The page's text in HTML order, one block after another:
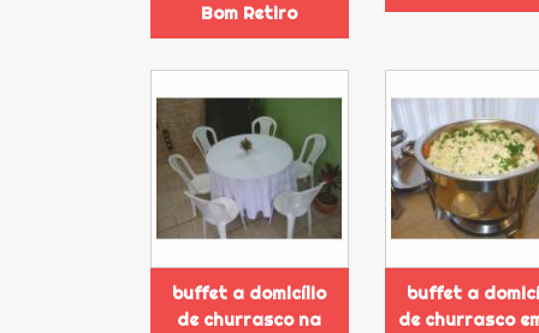
Bom Retiro
buffet a domicílio
de churrasco na
buffet a
de churrasco